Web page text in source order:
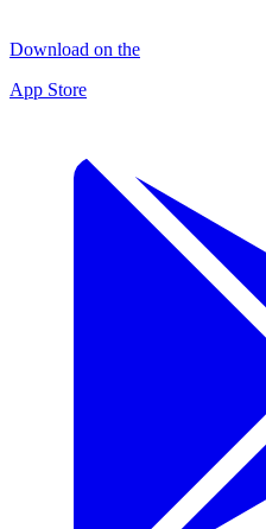
Download on the
App Store